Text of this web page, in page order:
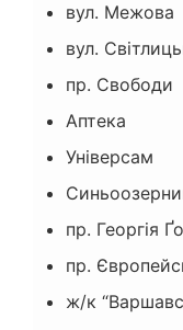
вул. Межова
вул.
пр. Свободи
Аптека
Універсам
пр. Георгія
пр.
ж/к